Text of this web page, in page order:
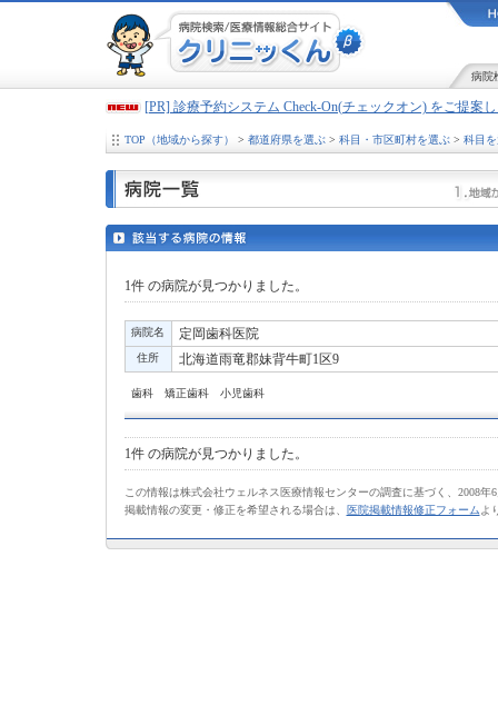
病院
[PR] 診療予約システム Check-On(チェックオン) をご提案
TOP（地域から探す） > 都道府県を選ぶ> 科目・市区町村を選ぶ> 科目
1件の病院が見つかりました。
病院名 定岡歯科医院
住所 北海道雨竜郡妹背牛町1区9
歯科 矯正歯科 小児歯科
1件の病院が見つかりました。
この情報は株式会社ウェルネス医療情報センターの調査に基づく、2008年
掲載情報の変更・修正を希望される場合は、
医院掲載情報修正フォーム よ